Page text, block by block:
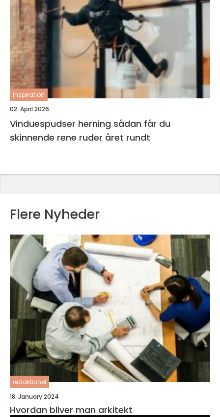
inspiration
02. April 2026
Vinduespudser herning sådan får du
skinnende rene ruder året rundt
Flere Nyheder
redaktionel
18. January 2024
Hvordan bliver man arkitekt